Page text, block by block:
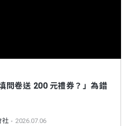
問卷送 200 元禮券？」為錯
社 2026.07.06